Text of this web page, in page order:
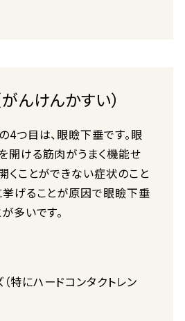
んけんかすい）
4つ目は、眼瞼下垂です。眼
開ける筋肉がうまく機能せ
くことができない症状のこと
挙げることが原因で眼瞼下垂
多いです。
特にハードコンタクトレン